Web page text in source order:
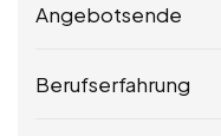
Angebotsende
Berufserfahrung